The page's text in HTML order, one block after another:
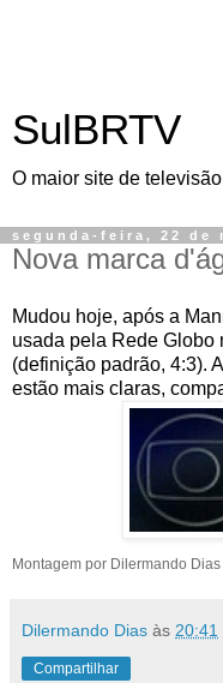
SulBRTV
O maior site de
segunda-feira, 22 de
Nova marca
Mudou hoje, após a
usada pela Rede Globo
(definição padrão, 4:3).
estão mais claras,
Montagem por Dilermando
Dilermando Dias às 20:41
Compartilhar